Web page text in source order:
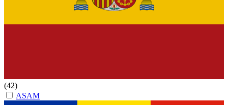
(42)
ASAM